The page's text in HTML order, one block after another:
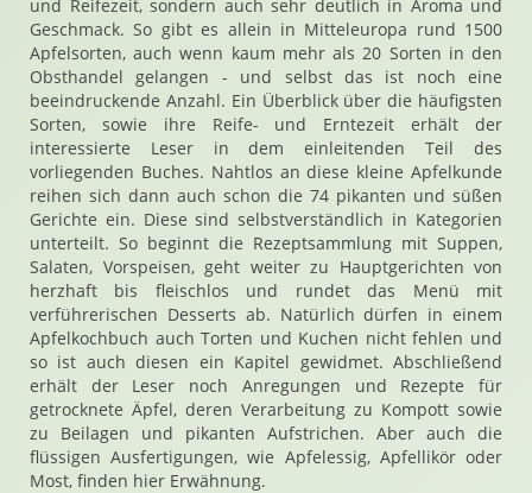
und Reifezeit, sondern auch sehr deutlich in Aroma und
Geschmack. So gibt es allein in Mitteleuropa rund 1500
Apfelsorten, auch wenn kaum mehr als 20 Sorten in den
Obsthandel gelangen - und selbst das ist noch eine
beeindruckende Anzahl. Ein Überblick über die häufigsten
Sorten, sowie ihre Reife- und Erntezeit erhält der
interessierte Leser in dem einleitenden Teil des
vorliegenden Buches. Nahtlos an diese kleine Apfelkunde
reihen sich dann auch schon die 74 pikanten und süßen
Gerichte ein. Diese sind selbstverständlich in Kategorien
unterteilt. So beginnt die Rezeptsammlung mit Suppen,
Salaten, Vorspeisen, geht weiter zu Hauptgerichten von
herzhaft bis fleischlos und rundet das Menü mit
verführerischen Desserts ab. Natürlich dürfen in einem
Apfelkochbuch auch Torten und Kuchen nicht fehlen und
so ist auch diesen ein Kapitel gewidmet. Abschließend
erhält der Leser noch Anregungen und Rezepte für
getrocknete Äpfel, deren Verarbeitung zu Kompott sowie
zu Beilagen und pikanten Aufstrichen. Aber auch die
flüssigen Ausfertigungen, wie Apfelessig, Apfellikör oder
Most, finden hier Erwähnung.